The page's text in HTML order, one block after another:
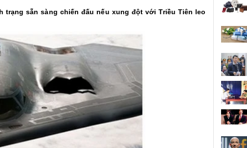
sẵn sàng chiến đấu nếu xung đột với Triều Tiên leo